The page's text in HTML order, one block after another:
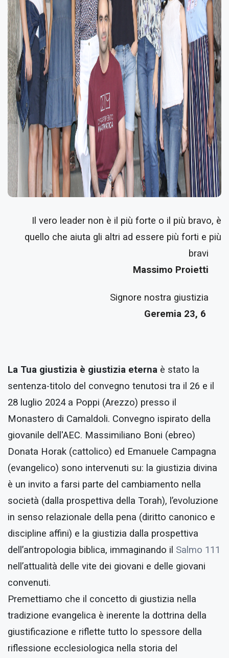
Il vero leader non è il più forte o il più bravo, è
quello che aiuta gli altri ad essere più forti e più
bravi
Massimo Proietti
Signore nostra giustizia
Geremia 23, 6
La Tua giustizia è giustizia eterna è stato la
sentenza-titolo del convegno tenutosi tra il 26 e il
28 luglio 2024 a Poppi (Arezzo) presso il
Monastero di Camaldoli. Convegno ispirato della
giovanile dell'AEC. Massimiliano Boni (ebreo)
Donata Horak (cattolico) ed Emanuele Campagna
(evangelico) sono intervenuti su: la giustizia divina
è un invito a farsi parte del cambiamento nella
società (dalla prospettiva della Torah), l’evoluzione
in senso relazionale della pena (diritto canonico e
discipline affini) e la giustizia dalla prospettiva
dell’antropologia biblica, immaginando il Salmo 111
nell’attualità delle vite dei giovani e delle giovani
convenuti.
Premettiamo che il concetto di giustizia nella
tradizione evangelica è inerente la dottrina della
giustificazione e riflette tutto lo spessore della
riflessione ecclesiologica nella storia del